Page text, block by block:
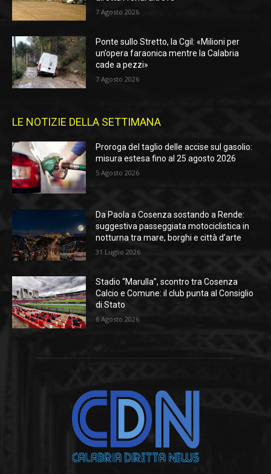
7 Agosto 2026
Ponte sullo Stretto, la Cgil: «Milioni per
un’opera faraonica mentre la Calabria
cade a pezzi»
7 Agosto 2026
LE NOTIZIE DELLA SETTIMANA
Proroga del taglio delle accise sul gasolio:
misura estesa fino al 25 agosto 2026
5 Agosto 2026
Da Paola a Cosenza sostando a Rende:
suggestiva passeggiata motociclistica in
notturna tra mare, borghi e città d’arte
31 Luglio 2026
Stadio “Marulla”, scontro tra Cosenza
Calcio e Comune: il club punta al Consiglio
di Stato
6 Agosto 2026